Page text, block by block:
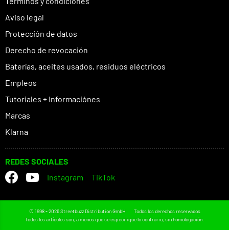
Aviso legal
Protección de datos
Derecho de revocación
Baterías, aceites usados, residuos eléctricos
Empleos
Tutoriales + Informaciónes
Marcas
Klarna
REDES SOCIALES
Instagram
TikTok
© 1998 - 2026 Streetbuzz Distribution GmbH
Todos los derechos reservados
Todos los artículos son, a menos que se especifique lo contrario, sin homologación.